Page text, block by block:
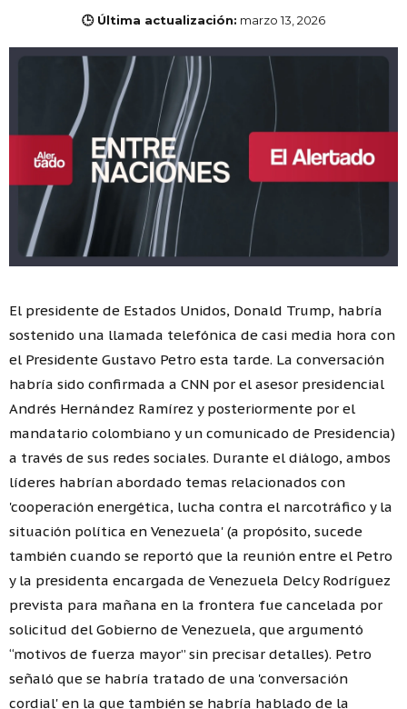
🕒 Última actualización: marzo 13, 2026
El presidente de Estados Unidos, Donald Trump, habría
sostenido una llamada telefónica de casi media hora con
el Presidente Gustavo Petro esta tarde. La conversación
habría sido confirmada a CNN por el asesor presidencial
Andrés Hernández Ramírez y posteriormente por el
mandatario colombiano y un comunicado de Presidencia)
a través de sus redes sociales. Durante el diálogo, ambos
líderes habrían abordado temas relacionados con
'cooperación energética, lucha contra el narcotráfico y la
situación política en Venezuela' (a propósito, sucede
también cuando se reportó que la reunión entre el Petro
y la presidenta encargada de Venezuela Delcy Rodríguez
prevista para mañana en la frontera fue cancelada por
solicitud del Gobierno de Venezuela, que argumentó
“motivos de fuerza mayor” sin precisar detalles). Petro
señaló que se habría tratado de una 'conversación
cordial' en la que también se habría hablado de la